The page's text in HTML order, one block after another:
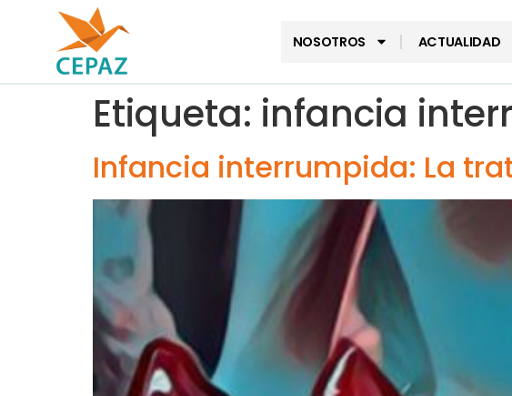
NOSOTROS ACTUALIDAD
Etiqueta: infancia
Infancia interrumpida: La